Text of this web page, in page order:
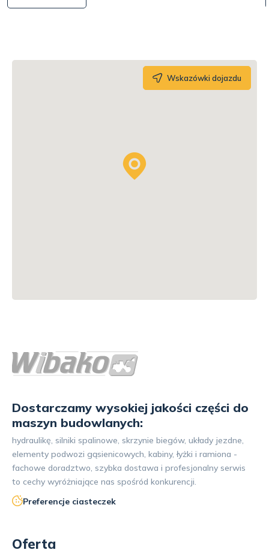
Wskazówki dojazdu
Dostarczamy wysokiej jakości części do
maszyn budowlanych:
hydraulikę, silniki spalinowe, skrzynie biegów, układy jezdne,
elementy podwozi gąsienicowych, kabiny, łyżki i ramiona -
fachowe doradztwo, szybka dostawa i profesjonalny serwis
to cechy wyróżniające nas spośród konkurencji.
Preferencje ciasteczek
Oferta